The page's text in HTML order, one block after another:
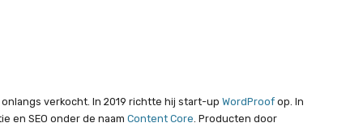
verkocht. In 2019 richtte hij start-up WordProof op. In
en SEO onder de naam Content Core. Producten door